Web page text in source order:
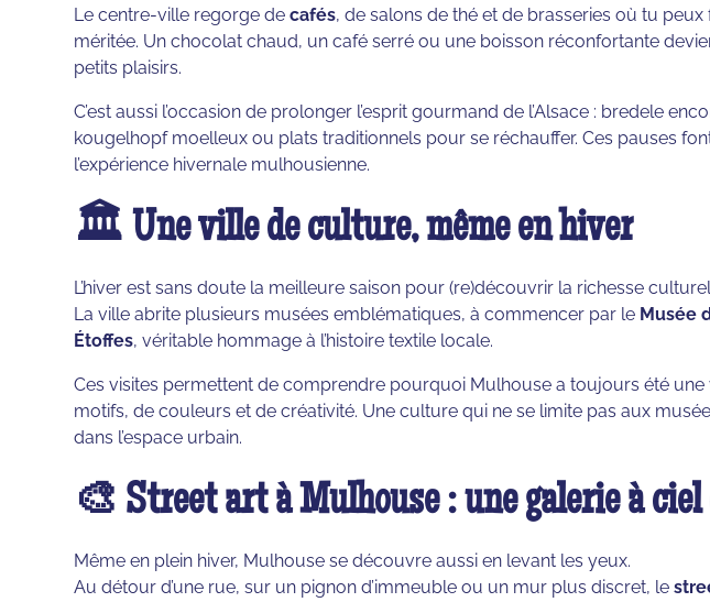
Le centre-ville regorge decafés, de salons de thé et de brasseries où tu
méritée. Un chocolat chaud, un café serré ou une boisson réconfortante
petits plaisirs.
C’est aussi l’occasion de prolonger l’esprit gourmand de l’Alsace : bredele
kougelhopf moelleux ou plats traditionnels pour se réchauffer. Ces pauses
l’expérience hivernale mulhousienne.
🏛️ Une ville de culture, même en hiver
L’hiver est sans doute la meilleure saison pour (re)découvrir la richesse
La ville abrite plusieurs musées emblématiques, à commencer par le Musée
Étoffes, véritable hommage à l’histoire textile locale.
Ces visites permettent de comprendre pourquoi Mulhouse a toujours été une
motifs, de couleurs et de créativité. Une culture qui ne se limite pas aux
dans l’espace urbain.
🎨 Street art à Mulhouse : une galerie à
Même en plein hiver, Mulhouse se découvre aussi en levant les yeux.
Au détour d’une rue, sur un pignon d’immeuble ou un mur plus discret, le